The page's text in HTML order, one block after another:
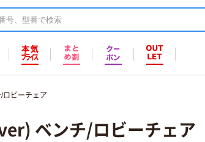
ロビーチェア
ベンチ/ロビーチェア